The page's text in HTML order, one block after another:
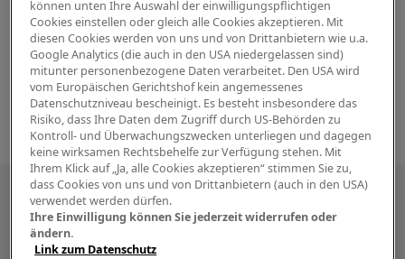
Besuchen Sie uns auch in den sozialen
Medien
können unten Ihre Auswahl der einwilligungspflichtigen
Cookies einstellen oder gleich alle Cookies akzeptieren. Mit
diesen Cookies werden von uns und von Drittanbietern wie u.a.
Google Analytics (die auch in den USA niedergelassen sind)
mitunter personenbezogene Daten verarbeitet. Den USA wird
vom Europäischen Gerichtshof kein angemessenes
Datenschutzniveau bescheinigt. Es besteht insbesondere das
Risiko, dass Ihre Daten dem Zugriff durch US-Behörden zu
Kontroll- und Überwachungszwecken unterliegen und dagegen
keine wirksamen Rechtsbehelfe zur Verfügung stehen. Mit
Ihrem Klick auf „Ja, alle Cookies akzeptieren“ stimmen Sie zu,
dass Cookies von uns und von Drittanbietern (auch in den USA)
verwendet werden dürfen.
Ihre Einwilligung können Sie jederzeit widerrufen oder
ändern.
Link zum Datenschutz